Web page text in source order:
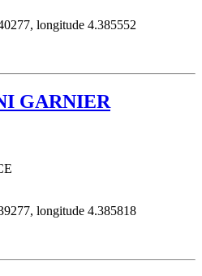
longitude 4.385552
GARNIER
longitude 4.385818